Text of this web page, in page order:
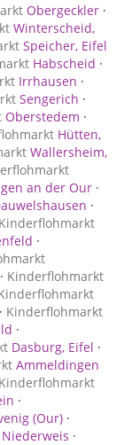
Obergeckler ·
Winterscheid,
Speicher, Eifel
Habscheid ·
Irrhausen ·
Sengerich ·
Oberstedem ·
Hütten,
Wallersheim,
an der Our ·
·
Kinderflohmarkt
·
· Kinderflohmarkt
· Kinderflohmarkt
·
Dasburg, Eifel ·
Ammeldingen
Kinderflohmarkt
·
(Our) ·
Niederweis ·